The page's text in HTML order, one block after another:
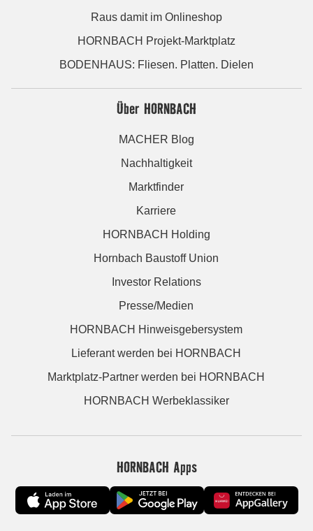
Raus damit im Onlineshop
HORNBACH Projekt-Marktplatz
BODENHAUS: Fliesen. Platten. Dielen
Über HORNBACH
MACHER Blog
Nachhaltigkeit
Marktfinder
Karriere
HORNBACH Holding
Hornbach Baustoff Union
Investor Relations
Presse/Medien
HORNBACH Hinweisgebersystem
Lieferant werden bei HORNBACH
Marktplatz-Partner werden bei HORNBACH
HORNBACH Werbeklassiker
HORNBACH Apps